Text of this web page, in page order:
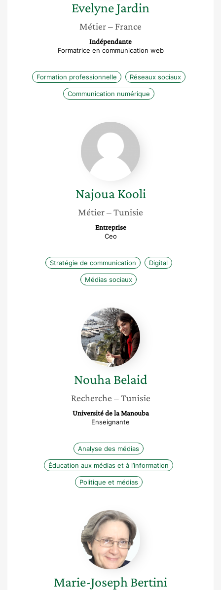
EvelyneJardin
Métier– France
Indépendante
Formatrice en communication web
Formation professionnelle Réseaux sociaux
Communication numérique
Najoua
Kooli
Najoua Kooli
Métier– Tunisie
Entreprise
Ceo
Stratégie de communication Digital
Médias sociaux
Nouha
Belaid
Nouha Belaid
Recherche – Tunisie
Université de la Manouba
Enseignante
Analyse des médias
Éducation aux médias et à l’information
Politique et médias
Marie-
Joseph
Bertini
Marie-Joseph Bertini